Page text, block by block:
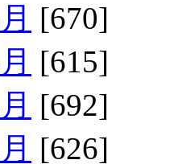
[670]
[615]
[692]
[626]